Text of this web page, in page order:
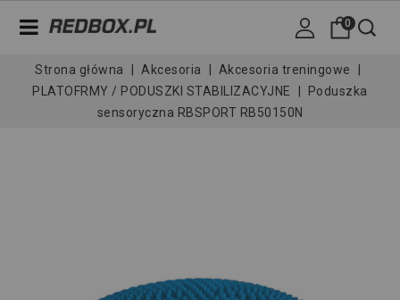
0
Strona główna Akcesoria
Akcesoria treningowe
PLATOFRMY / PODUSZKI STABILIZACYJNE
Poduszka
sensoryczna RBSPORT RB50150N